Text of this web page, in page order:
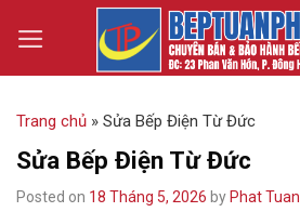
Trang chủ » Sửa Bếp Điện Từ Đức
Sửa Bếp Điện Từ Đức
Posted on 18 Tháng 5, 2026 by Phat Tuan